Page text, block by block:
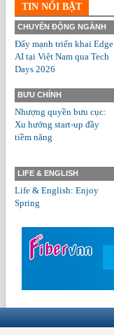
TIN NỔI BẬT
CHUYỂN ĐỘNG NGÀNH
Đẩy mạnh triển khai Edge
AI tại Việt Nam qua Tech
Days 2026
BƯU CHÍNH
Nhượng quyền bưu cục:
Xu hướng start-up đầy
tiềm năng
LIFE & ENGLISH
Life & English: Enjoy
Spring